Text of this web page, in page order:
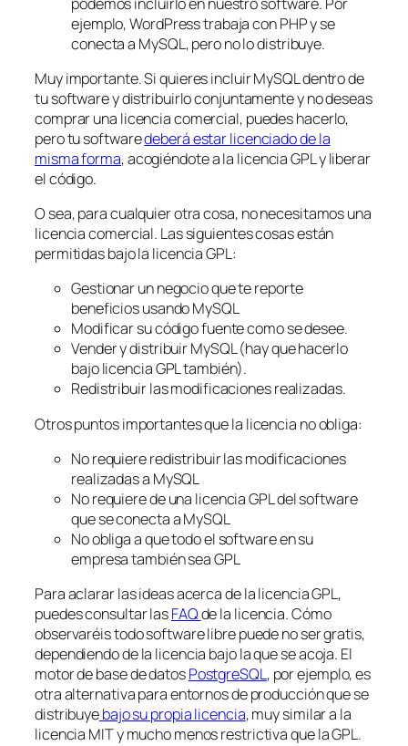
ejemplo, WordPress trabaja con PHP y se
conecta a MySQL, pero no lo distribuye.
Muy importante. Si quieres incluir MySQL dentro de
tu software y distribuirlo conjuntamente y no deseas
comprar una licencia comercial, puedes hacerlo,
pero tu softwaredeberá estar licenciado de la
misma forma, acogiéndote a la licencia GPL y liberar
el código.
O sea, para cualquier otra cosa, no necesitamos una
licencia comercial. Las siguientes cosas están
permitidas bajo la licencia GPL:
Gestionar un negocio que te reporte
beneficios usando MySQL
Modificar su código fuente como se desee.
Vender y distribuir MySQL (hay que hacerlo
bajo licencia GPL también).
Redistribuir las modificaciones realizadas.
Otros puntos importantes que la licencia no obliga:
No requiere redistribuir las modificaciones
realizadas a MySQL
No requiere de una licencia GPL del software
que se conecta a MySQL
No obliga a que todo el software en su
empresa también sea GPL
Para aclarar las ideas acerca de la licencia GPL,
puedes consultar lasFAQde la licencia. Cómo
observaréis todo software libre puede no ser gratis,
dependiendo de la licencia bajo la que se acoja. El
motor de base de datosPostgreSQL, por ejemplo, es
otra alternativa para entornos de producción que se
distribuyebajo su propia licencia, muy similar a la
licencia MIT y mucho menos restrictiva que la GPL.